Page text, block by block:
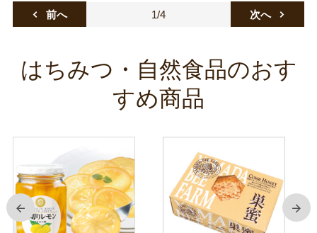
1/4
前へ 次へ
はちみつ・自然食品のおす
すめ商品
前 次